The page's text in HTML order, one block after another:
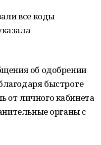
все коды
об одобрении
быстроте
от личного кабинета
органы с